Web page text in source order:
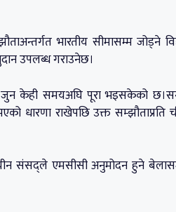
भारतीय सीमासम्म जोड्ने
उपलब्ध गराउनेछ।
जुन केही समयअघि पूरा भइसकेको
धारणा राखेपछि उक्त
चीन संसद्ले एमसीसी अनुमोदन हुने